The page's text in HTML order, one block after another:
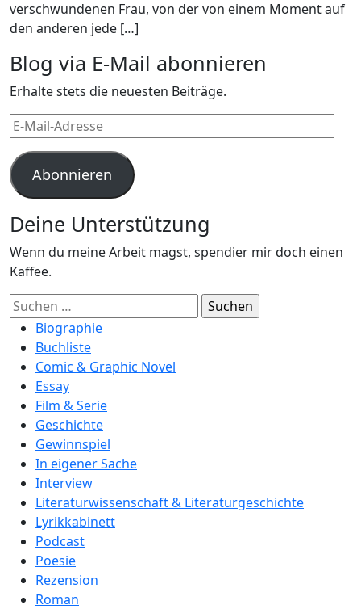
verschwundenen Frau, von der von einem Moment auf
den anderen jede […]
Blog via E-Mail abonnieren
Erhalte stets die neuesten Beiträge.
E-
Mail-
Adresse
Abonnieren
Deine Unterstützung
Wenn du meine Arbeit magst, spendier mir doch einen
Kaffee.
Suchen
nach:Biographie
Buchliste
Comic & Graphic Novel
Essay
Film & Serie
Geschichte
Gewinnspiel
In eigener Sache
Interview
Literaturwissenschaft & Literaturgeschichte
Lyrikkabinett
Podcast
Poesie
Rezension
Roman